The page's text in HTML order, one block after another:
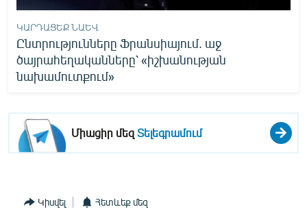
ԿԱՐԴԱՑԵՔ ՆԱԵՎ
Ընտրությունները Ֆրանսիայում. աջ
ծայրահեղականները՝ «իշխանության
նախամուտքում»
Միացիր մեզՏելեգրամում
Կիսվել Հետևեք մեզ